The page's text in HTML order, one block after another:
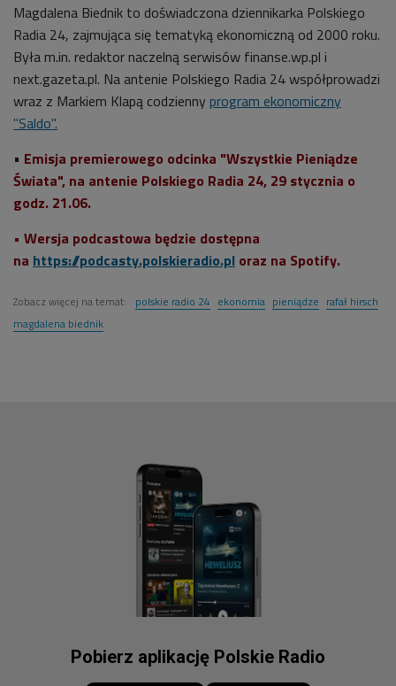
Magdalena Biednik to doświadczona dziennikarka Polskiego
Radia 24, zajmująca się tematyką ekonomiczną od 2000 roku.
Była m.in. redaktor naczelną serwisów finanse.wp.pl i
next.gazeta.pl. Na antenie Polskiego Radia 24 współprowadzi
wraz z Markiem Klapą codzienny program ekonomiczny
"Saldo".
• Emisja premierowego odcinka "Wszystkie Pieniądze
Świata", na antenie Polskiego Radia 24, 29 stycznia o
godz. 21.06.
• Wersja podcastowa będzie dostępna
na https://podcasty.polskieradio.pl oraz na Spotify.
Zobacz więcej na temat: polskie radio 24 ekonomia pieniądze rafał hirsch
magdalena biednik
Pobierz aplikację Polskie Radio